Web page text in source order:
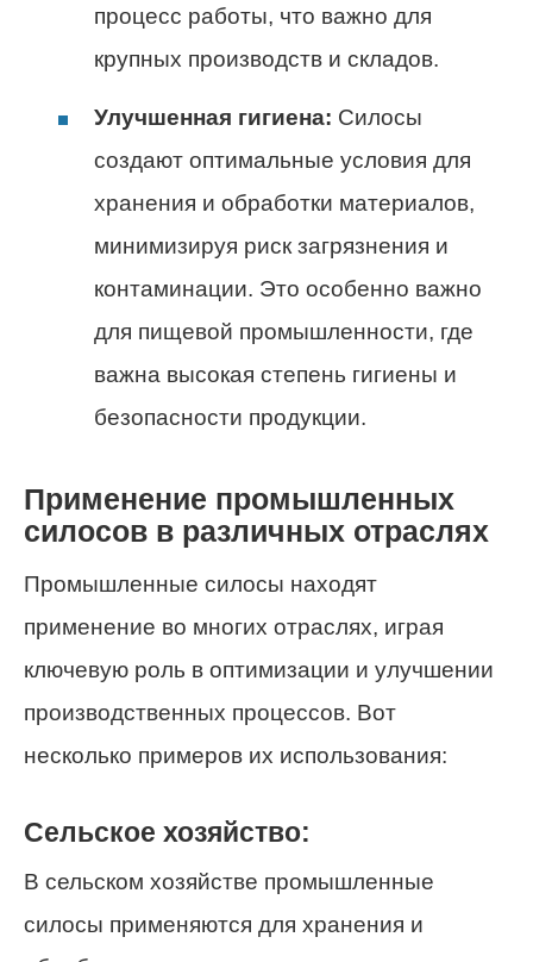
процесс работы, что важно для
крупных производств и складов.
Улучшенная гигиена: Силосы
создают оптимальные условия для
хранения и обработки материалов,
минимизируя риск загрязнения и
контаминации. Это особенно важно
для пищевой промышленности, где
важна высокая степень гигиены и
безопасности продукции.
Применение промышленных
силосов в различных отраслях
Промышленные силосы находят
применение во многих отраслях, играя
ключевую роль в оптимизации и улучшении
производственных процессов. Вот
несколько примеров их использования:
Сельское хозяйство:
В сельском хозяйстве промышленные
силосы применяются для хранения и